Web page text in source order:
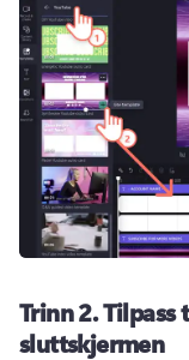
Trinn 2.Tilpass
sluttskjermen